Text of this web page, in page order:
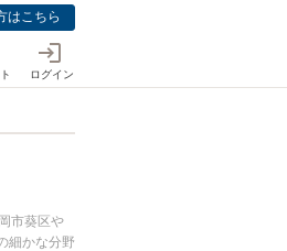
はこちら
ログイン
市葵区や
細かな分野